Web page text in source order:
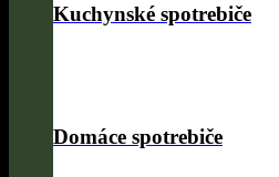
Kuchynské spotrebiče
Domáce spotrebiče